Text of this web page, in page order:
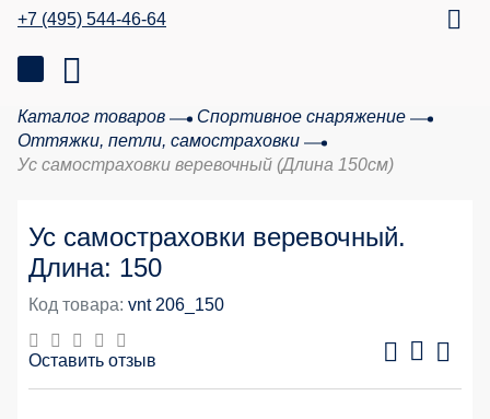
+7 (495) 544-46-64
Каталог товаров
Спортивное снаряжение
Оттяжки, петли, самостраховки
Ус самостраховки веревочный (Длина 150см)
Ус самостраховки веревочный.
Длина: 150
Код товара: vnt 206_150
Оставить отзыв